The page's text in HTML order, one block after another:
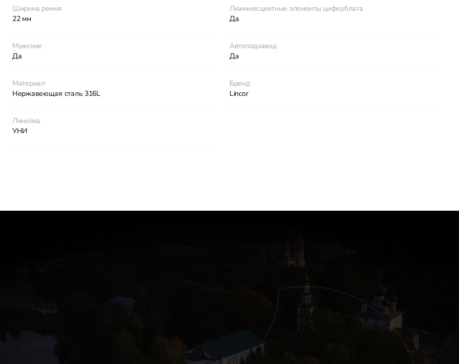
Ширина ремня
22 мм
Люминесцентные элементы циферблата
Да
Мужские
Да
Автоподзавод
Да
Материал
Нержавеющая сталь 316L
Бренд
Lincor
Линейка
УНИ